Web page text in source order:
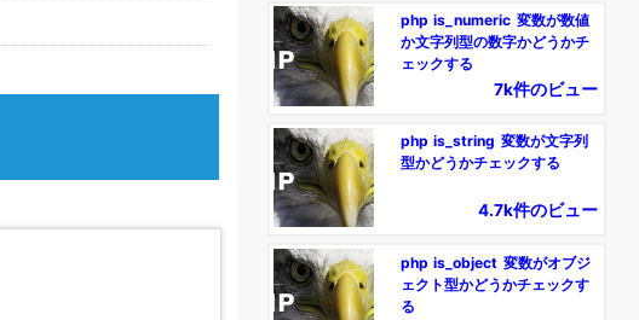
php is_numeric 変数が数値
か文字列型の数字かどうかチ
ェックする
7k件のビュー
php is_string 変数が文字列
型かどうかチェックする
4.7k件のビュー
php is_object 変数がオブジ
ェクト型かどうかチェックす
る